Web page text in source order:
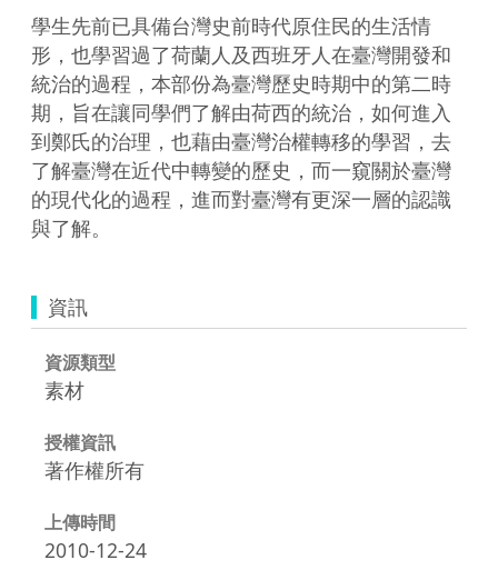
學生先前已具備台灣史前時代原住民的生活情
形，也學習過了荷蘭人及西班牙人在臺灣開發和
統治的過程，本部份為臺灣歷史時期中的第二時
期，旨在讓同學們了解由荷西的統治，如何進入
到鄭氏的治理，也藉由臺灣治權轉移的學習，去
了解臺灣在近代中轉變的歷史，而一窺關於臺灣
的現代化的過程，進而對臺灣有更深一層的認識
與了解。
資訊
資源類型
素材
授權資訊
著作權所有
上傳時間
2010-12-24